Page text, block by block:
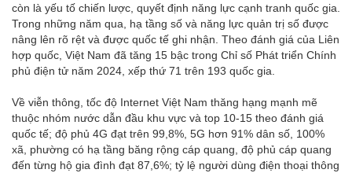
còn là yếu tố chiến lược, quyết định năng lực cạnh tranh quốc gia.
Trong những năm qua, hạ tầng số và năng lực quản trị số được
nâng lên rõ rệt và được quốc tế ghi nhận. Theo đánh giá của Liên
hợp quốc, Việt Nam đã tăng 15 bậc trong Chỉ số Phát triển Chính
phủ điện tử năm 2024, xếp thứ 71 trên 193 quốc gia.
Về viễn thông, tốc độ Internet Việt Nam thăng hạng mạnh mẽ
thuộc nhóm nước dẫn đầu khu vực và top 10-15 theo đánh giá
quốc tế; độ phủ 4G đạt trên 99,8%, 5G hơn 91% dân số, 100%
xã, phường có hạ tầng băng rộng cáp quang, độ phủ cáp quang
đến từng hộ gia đình đạt 87,6%; tỷ lệ người dùng điện thoại thông